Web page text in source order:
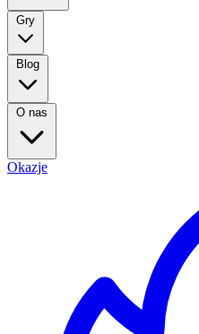
Gry
Blog
O nas
Okazje